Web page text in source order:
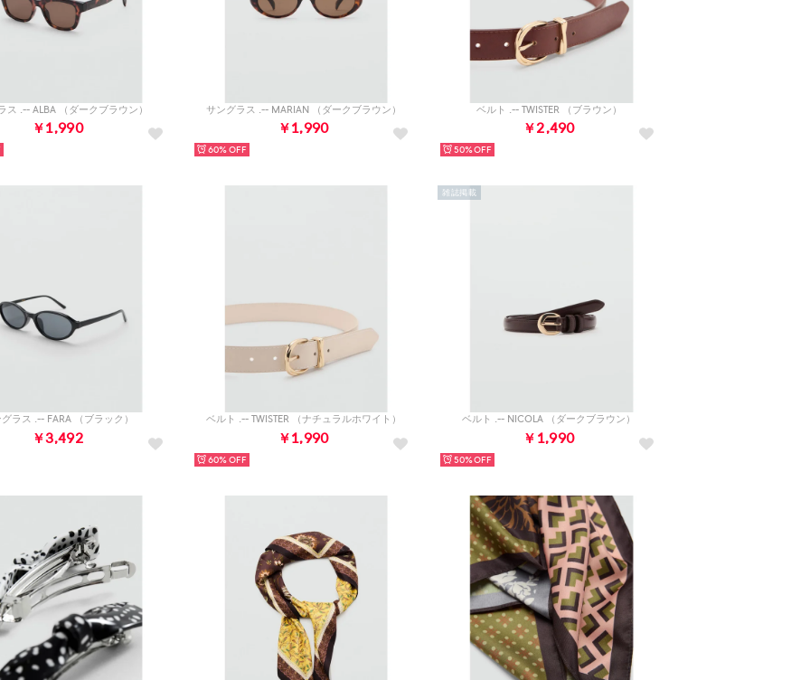
ス .-- ALBA （ダークブラウン）
￥1,990
サングラス .-- MARIAN （ダークブラウン）
￥1,990
60%
ベルト .-- TWISTER （ブラウン）
￥2,490
50%
ラス .-- FARA （ブラック）
￥3,492
ベルト .-- TWISTER （ナチュラルホワイト）
￥1,990
60%
ベルト .-- NICOLA （ダークブラウン）
￥1,990
雑誌掲載
50%